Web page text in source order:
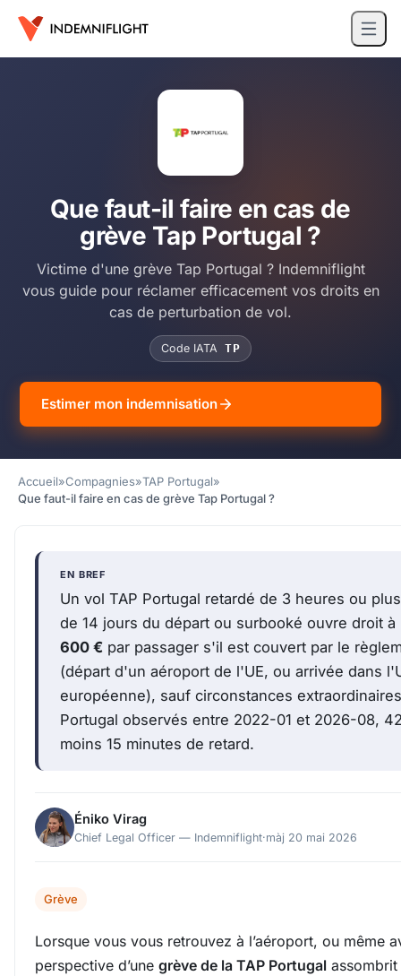
Que faut-il faire en cas de
grève Tap Portugal ?
Victime d'une grève Tap Portugal ? Indemniflight
vous guide pour réclamer efficacement vos droits en
cas de perturbation de vol.
Code IATA TP
Estimer mon indemnisation
Accueil»Compagnies»TAP Portugal»
Que faut-il faire en cas de grève Tap Portugal ?
EN BREF
Un vol TAP Portugal retardé de 3 heures ou
de 14 jours du départ ou surbooké ouvre droit
600 € par passager s'il est couvert par le
(départ d'un aéroport de l'UE, ou arrivée dans
européenne), sauf circonstances
Portugal observés entre 2022-01 et 2026-08,
moins 15 minutes de retard.
Éniko Virag
Chief Legal Officer — Indemniflight·màj 20 mai 2026
Grève
Lorsque vous vous retrouvez à l’aéroport, ou même
perspective d’une grève de la TAP Portugal